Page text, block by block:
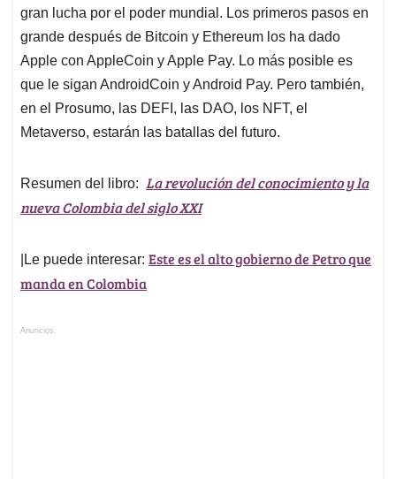
gran lucha por el poder mundial. Los primeros pasos en
grande después de Bitcoin y Ethereum los ha dado
Apple con AppleCoin y Apple Pay. Lo más posible es
que le sigan AndroidCoin y Android Pay. Pero también,
en el Prosumo, las DEFI, las DAO, los NFT, el
Metaverso, estarán las batallas del futuro.
Resumen del libro: La revolución del conocimiento y la
nueva Colombia del siglo XXI
|Le puede interesar: Este es el alto gobierno de Petro que
manda en Colombia
Anuncios.